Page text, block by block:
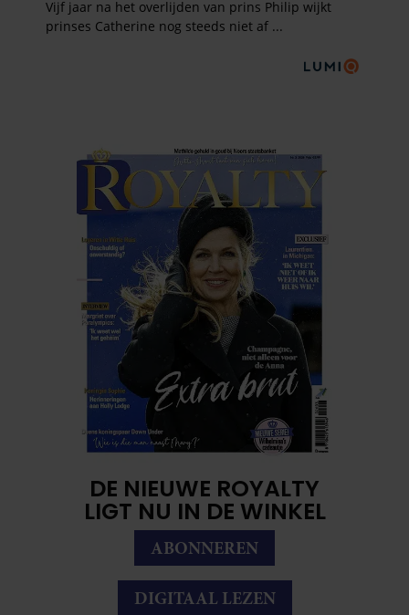
DE NIEUWE ROYALTY
LIGT NU IN DE WINKEL
ABONNEREN
DIGITAAL LEZEN